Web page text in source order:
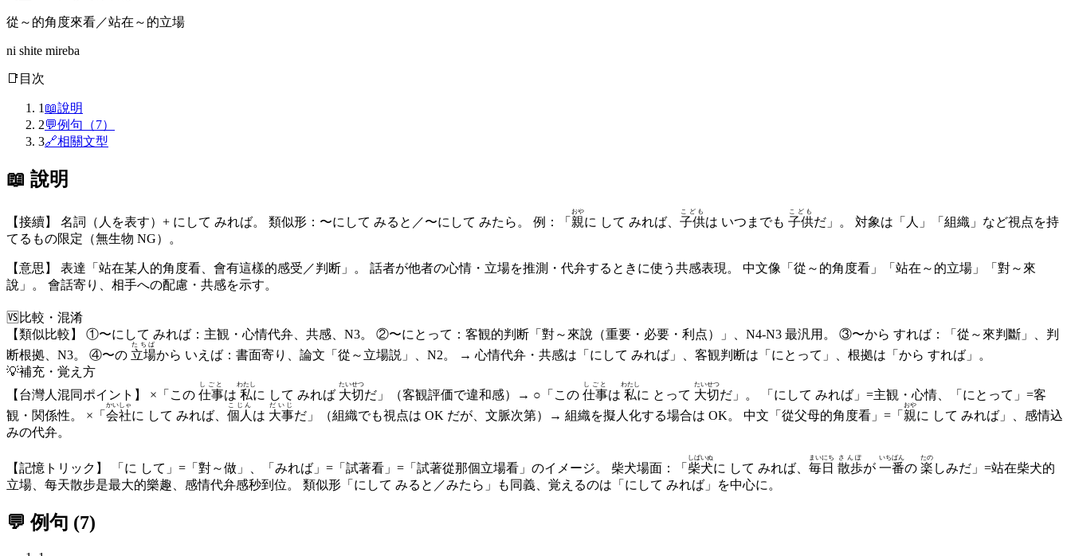
從～的角度來看／站在～的立場
ni shite mireba
📑 目次
1 📖說明
2💬例句（7）
3🔗相關文型
📖 說明
【接續】 名詞（人を表す）+ にして みれば。 類似形：〜にして みると／〜にして みたら。 例：「 親
おや
に して みれば、 子供
こども
は いつまでも 子供
こども
だ」。 対象は「人」「組織」など視点を持
てるもの限定（無生物 NG）。
【意思】 表達「站在某人的角度看、會有這樣的感受／判断」。 話者が他者の心情・立場を推測・代弁するときに使う共感表現。 中文像「從～的角度看」「站在～的立場」「對～來
說」。 會話寄り、相手への配慮・共感を示す。
🆚 比較・混淆
【類似比較】 ①〜にして みれば：主観・心情代弁、共感、N3。 ②〜にとって：客観的判断「對～來說（重要・必要・利点）」、N4-N3 最汎用。 ③〜から すれば：「從～來判斷」、判
断根拠、N3。 ④〜の 立場
たちば
から いえば：書面寄り、論文「從～立場説」、N2。 → 心情代弁・共感は「にして みれば」、客観判断は「にとって」、根拠は「から すれば」。
💡補充・覚え方
【台灣人混同ポイント】 ×「この 仕事
しごと
は 私
わたし
に して みれば 大切
たいせつ
だ」（客観評価で違和感）→ ○「この 仕事
しごと
は 私
わたし
に とって 大切
たいせつ
だ」。 「にして みれば」=主観・心情、「にとって」=客
観・関係性。 ×「 会社
かいしゃ
に して みれば、 個人
こじん
は 大事
だいじ
だ」（組織でも視点は OK だが、文脈次第）→ 組織を擬人化する場合は OK。 中文「從父母的角度看」=「 親
おや
に して みれば」、感情込
みの代弁。
【記憶トリック】 「に して」=「對～做」、「みれば」=「試著看」=「試著從那個立場看」のイメージ。 柴犬場面：「 柴犬
しばいぬ
に して みれば、 毎日
まいにち
散歩
さんぽ
が 一番
いちばん
の 楽
たの
しみだ」=站在柴犬的
立場、每天散步是最大的樂趣、感情代弁感秒到位。 類似形「にして みると／みたら」も同義、覚えるのは「にして みれば」を中心に。
💬 例句 (7)